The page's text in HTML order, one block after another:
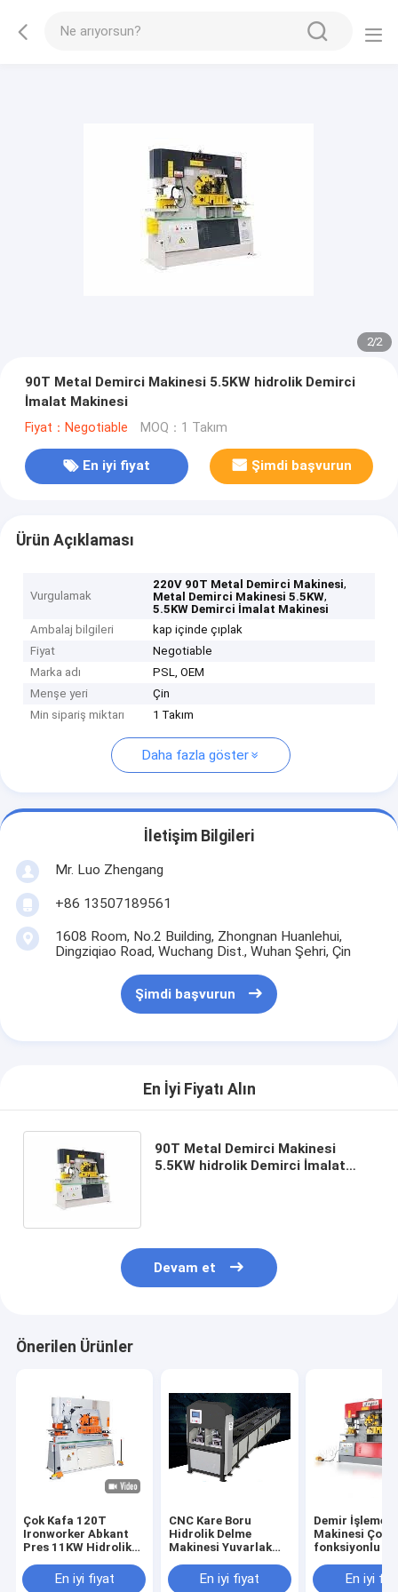
2/2
90T Metal Demirci Makinesi 5.5KW hidrolik Demirci
İmalat Makinesi
Fiyat：Negotiable MOQ：1 Takım
En iyi fiyat Şimdi başvurun
Ürün Açıklaması
Vurgulamak
220V 90T Metal Demirci Makinesi,
Metal Demirci Makinesi 5.5KW,
5.5KW Demirci İmalat Makinesi
Ambalaj bilgileri
kap içinde çıplak
Fiyat
Negotiable
Marka adı
PSL, OEM
Menşe yeri
Çin
Min sipariş miktarı
1 Takım
Daha fazla göster
İletişim Bilgileri
Mr. Luo Zhengang
+86 13507189561
1608 Room, No.2 Building, Zhongnan Huanlehui,
Dingziqiao Road, Wuchang Dist., Wuhan Şehri, Çin
Şimdi başvurun
En İyi Fiyatı Alın
90T Metal Demirci Makinesi
5.5KW hidrolik Demirci İmalat
Devam et
Önerilen Ürünler
Çok Kafa 120T
Ironworker Abkant
Pres 11KW Hidrolik
makinesiEn iyi fiyat
CNC Kare Boru
Hidrolik Delme
Makinesi Yuvarlak
MakinesiEn iyi fiyat
Demir İşleme
Makinesi Çok
fonksiyonlu
Açılı çelik
makinesi
En iyi